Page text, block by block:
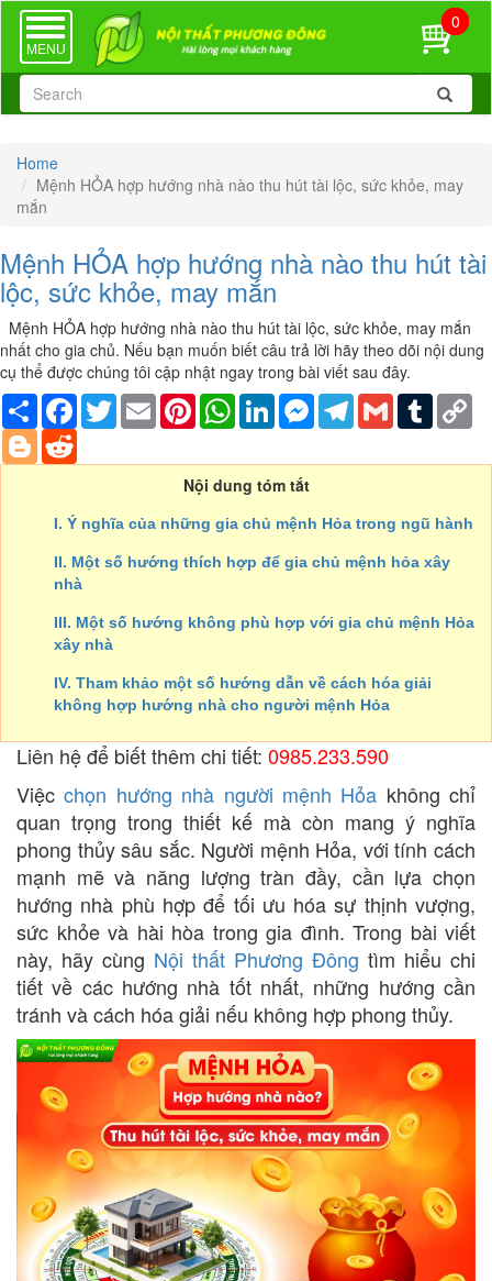
TOGGLE
NAVIGATION
MENU
0
Home
Mệnh HỎA hợp hướng nhà nào thu hút tài lộc, sức khỏe, may
mắn
Mệnh HỎA hợp hướng nhà nào thu hút tài
lộc, sức khỏe, may mắn
Mệnh HỎA hợp hướng nhà nào thu hút tài lộc, sức khỏe, may mắn
nhất cho gia chủ. Nếu bạn muốn biết câu trả lời hãy theo dõi nội dung
cụ thể được chúng tôi cập nhật ngay trong bài viết sau đây.
Share Facebook
TwitterEmail PinterestWhatsAppLinkedInMessengerTelegram
Gmail Tumblr
Blogger
Nội dung tóm tắt
I. Ý nghĩa của những gia chủ mệnh Hỏa trong ngũ hành
II. Một số hướng thích hợp để gia chủ mệnh hỏa xây
nhà
III. Một số hướng không phù hợp với gia chủ mệnh Hỏa
xây nhà
IV. Tham khảo một số hướng dẫn về cách hóa giải
không hợp hướng nhà cho người mệnh Hỏa
Liên hệ để biết thêm chi tiết: 0985.233.590
Việcchọn hướng nhà người mệnh Hỏa không chỉ
quan trọng trong thiết kế mà còn mang ý nghĩa
phong thủy sâu sắc. Người mệnh Hỏa, với tính cách
mạnh mẽ và năng lượng tràn đầy, cần lựa chọn
hướng nhà phù hợp để tối ưu hóa sự thịnh vượng,
sức khỏe và hài hòa trong gia đình. Trong bài viết
này, hãy cùng Nội thất Phương Đông tìm hiểu chi
tiết về các hướng nhà tốt nhất, những hướng cần
tránh và cách hóa giải nếu không hợp phong thủy.